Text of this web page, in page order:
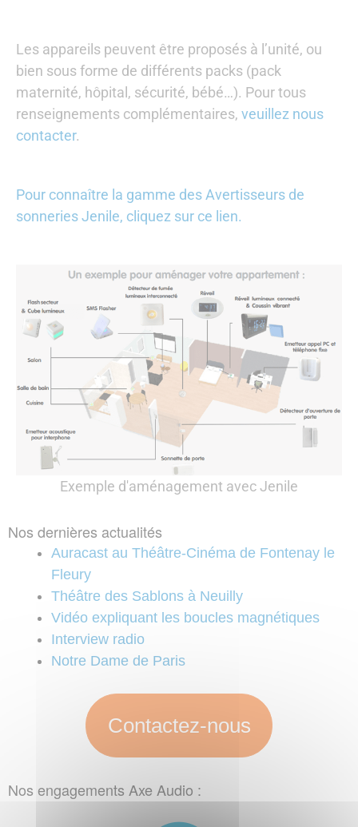
Les appareils peuvent être proposés à l’unité, ou
bien sous forme de différents packs (pack
maternité, hôpital, sécurité, bébé…). Pour tous
renseignements complémentaires, veuillez nous
contacter.
Pour connaître la gamme des Avertisseurs de
sonneries Jenile, cliquez sur ce lien.
Exemple d'aménagement avec Jenile
Nos dernières actualités
Auracast au Théâtre-Cinéma de Fontenay le
Fleury
Théâtre des Sablons à Neuilly
Vidéo expliquant les boucles magnétiques
Interview radio
Notre Dame de Paris
Contactez-nous
Nos engagements Axe Audio :